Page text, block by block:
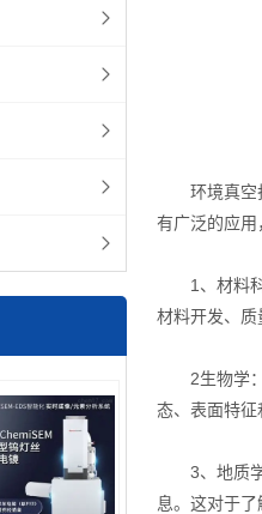
环境真空扫
有广泛的应用
1、材料科
材料开发、质
2生物学：
态、表面特征
3、地质学
息。这对于了